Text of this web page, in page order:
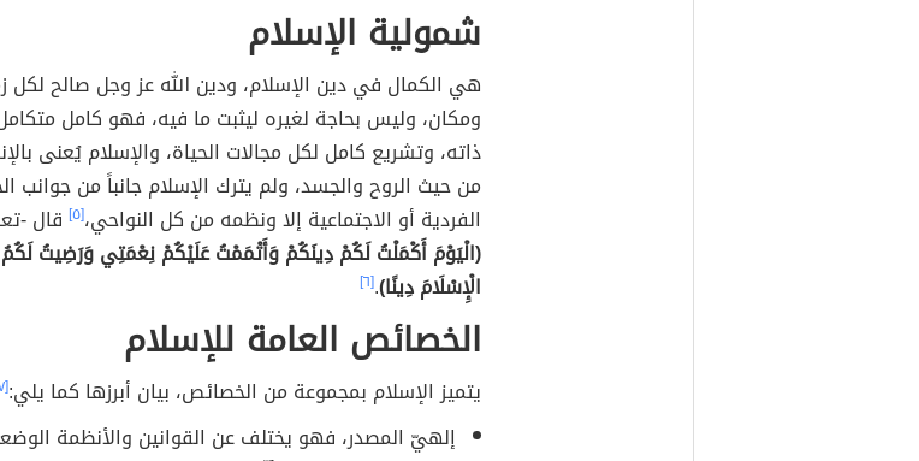
شمولية الإسلام
هي الكمال في دين الإسلام، ودين الله عز وجل صالح لكل
ومكان، وليس بحاجة لغيره ليثبت ما فيه، فهو كامل
ذاته، وتشريع كامل لكل مجالات الحياة، والإسلام يُعنى
من حيث الروح والجسد، ولم يترك الإسلام جانباً من جوانب
الفردية أو الاجتماعية إلا ونظمه من كل النواحي،[٥]
قال -
(الْيَوْمَ أَكْمَلْتُ لَكُمْ دِينَكُمْ وَأَتْمَمْتُ عَلَيْكُمْ نِعْمَتِي وَرَضِيتُ لَكُمُ
الْإِسْلَامَ دِينًا).[٦]
الخصائص العامة للإسلام
يتميز الإسلام بمجموعة من الخصائص، بيان أبرزها كما يلي:[٧]
إلهيّ المصدر، فهو يختلف عن القوانين والأنظمة